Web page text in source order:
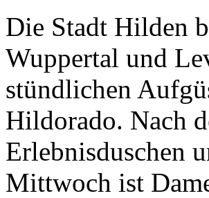
Die Stadt Hilden
Wuppertal und
stündlichen
Hildorado. Nach
Erlebnisduschen
Mittwoch ist